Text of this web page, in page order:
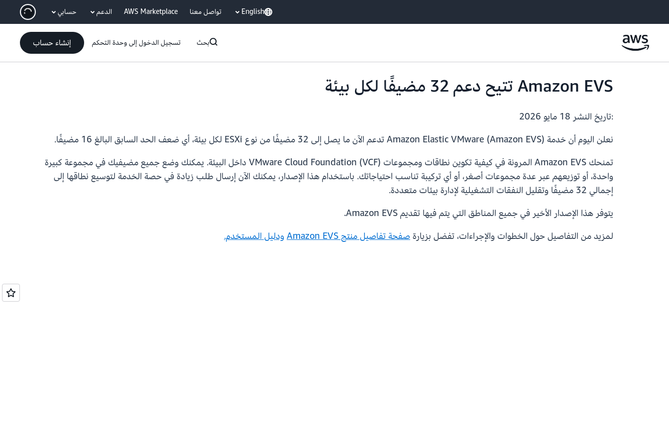
انتقل إلى المحتوى الرئيسي English تواصل معنا AWS Marketplace الدعم حسابي
بحث تسجيل الدخول إلى وحدة التحكم إنشاء حساب
Amazon EVS تتيح دعم 32 مضيفًا لكل بيئة
:تاريخ النشر
نعلن اليوم أن خدمة Amazon Elastic VMware (Amazon EVS) تدعم الآن ما يصل إلى 32 مضيفًا من نوع ESXi لكل بيئة، أي ضعف الحد السابق البالغ 16 مضيفًا.
تمنحك Amazon EVS المرونة في كيفية تكوين نطاقات ومجموعات VMware Cloud Foundation (VCF) داخل البيئة. يمكنك وضع جميع مضيفيك في مجموعة كبيرة
واحدة، أو توزيعهم عبر عدة مجموعات أصغر، أو أي تركيبة تناسب احتياجاتك. باستخدام هذا الإصدار، يمكنك الآن إرسال طلب زيادة في حصة الخدمة لتوسيع نطاقها إلى
إجمالي 32 مضيفًا وتقليل النفقات التشغيلية لإدارة بيئات متعددة.
يتوفر هذا الإصدار الأخير في جميع المناطق التي يتم فيها تقديم Amazon EVS.
لمزيد من التفاصيل حول الخطوات والإجراءات، تفضل بزيارةصفحة تفاصيل منتج Amazon EVS ودليل المستخدم.